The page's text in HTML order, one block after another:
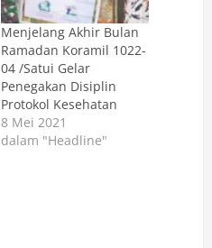
Menjelang Akhir Bulan
Ramadan Koramil 1022-
04 /Satui Gelar
Penegakan Disiplin
Protokol Kesehatan
8 Mei 2021
dalam "Headline"